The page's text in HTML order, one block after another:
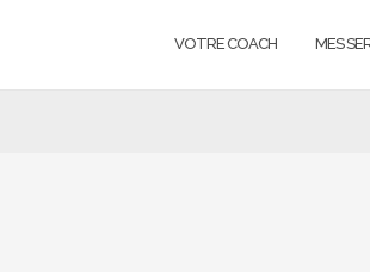
VOTRE COACH MES